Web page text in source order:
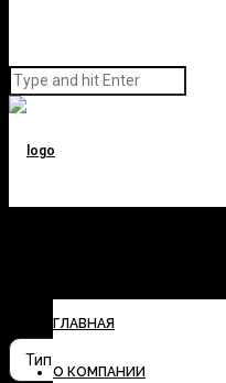
ГЛАВНАЯ
О КОМПАНИИ
стоимость